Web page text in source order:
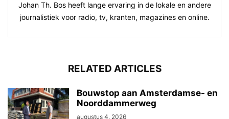
Johan Th. Bos heeft lange ervaring in de lokale en andere
journalistiek voor radio, tv, kranten, magazines en online.
RELATED ARTICLES
Bouwstop aan Amsterdamse- en
Noorddammerweg
augustus 4, 2026